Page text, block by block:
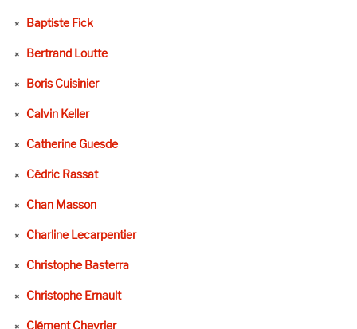
Baptiste Fick
Bertrand Loutte
Boris Cuisinier
Calvin Keller
Catherine Guesde
Cédric Rassat
Chan Masson
Charline Lecarpentier
Christophe Basterra
Christophe Ernault
Clément Chevrier